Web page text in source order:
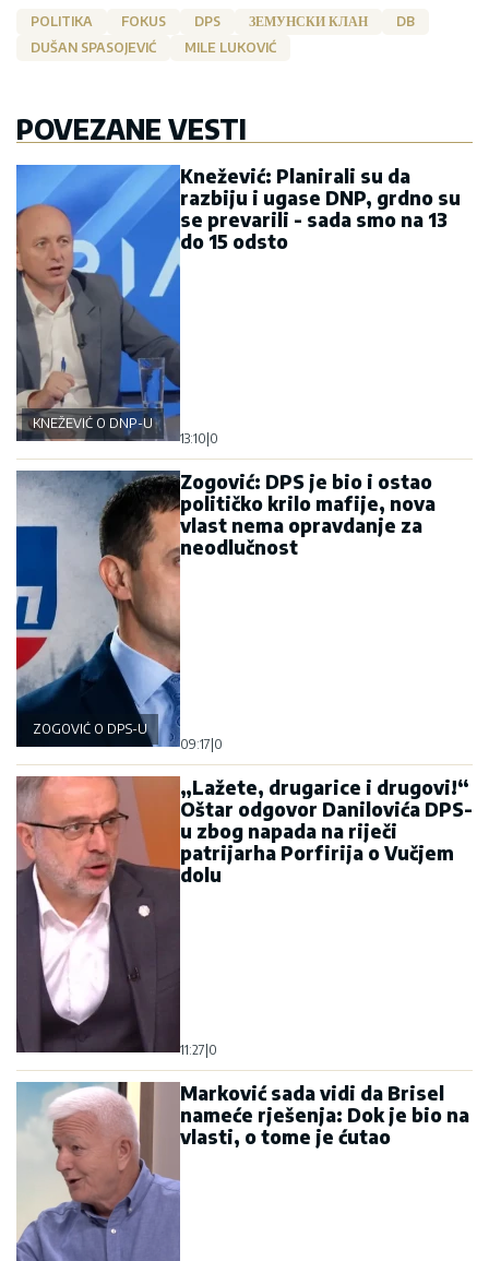
POLITIKA FOKUS DPS ЗЕМУНСКИ КЛАН
DB
DUŠAN SPASOJEVIĆ
MILE LUKOVIĆ
POVEZANE VESTI
KNEŽEVIĆ O DNP-U
Knežević: Planirali su da
razbiju i ugase DNP, grdno su
se prevarili - sada smo na 13
do 15 odsto
13:10 0
ZOGOVIĆ O DPS-U
Zogović: DPS je bio i ostao
političko krilo mafije, nova
vlast nema opravdanje za
neodlučnost
09:17 0
„Lažete, drugarice i drugovi!“
Oštar odgovor Danilovića DPS-
u zbog napada na riječi
patrijarha Porfirija o Vučjem
dolu
11:27 0
Marković sada vidi da Brisel
nameće rješenja: Dok je bio na
vlasti, o tome je ćutao